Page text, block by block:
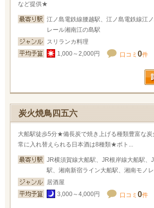
など提供★
江ノ島電鉄線腰越駅、江ノ島電鉄線江
レール湘南江の島駅
スリランカ料理
1,000～2,000円
口コミ 0件
炭火焼鳥四五六
大船駅徒歩5分★備長炭で焼き上げる種類豊富な
常に入れ替えられる日本酒は8種類★ボト...
JR横須賀線大船駅、JR根岸線大船駅、
駅、湘南新宿ライン大船駅、湘南モノ
居酒屋
3,000～4,000円
口コミ 0件